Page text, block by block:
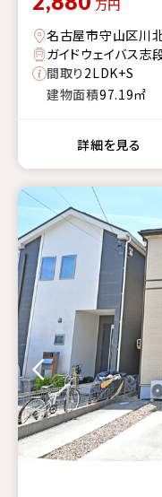
万円
名古屋市守山区川
ガイドウェイバス
間取り2LDK+S
建物面積97.19㎡
詳細を見る